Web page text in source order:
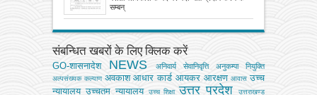
सम्‍बन्
संबन्धित खबरों के लिए क्लिक करें
GO-शासनादेश NEWS अनिवार्य सेवानिवृत्ति अनुकम्पा नियुक्ति
अल्‍पसंख्‍यक कल्‍याण अवकाश आधार कार्ड आयकर आरक्षण आवास उच्च
न्यायालय उच्चतम न्यायालय उच्‍च शिक्षा उत्तर प्रदेश उत्तराखण्ड